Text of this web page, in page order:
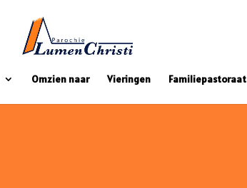
Omzien naar Vieringen Familiepastoraat